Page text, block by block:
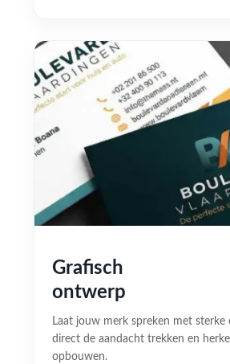
Grafisch
ontwerp
Laat jouw merk spreken met
direct de aandacht trekken en
opbouwen.